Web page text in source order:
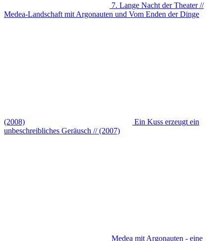
7. Lange Nacht der Theater //
Medea-Landschaft mit Argonauten und Vom Enden der Dinge
(2008)
Ein Kuss erzeugt ein
unbeschreibliches Geräusch // (2007)
Medea mit Argonauten - eine